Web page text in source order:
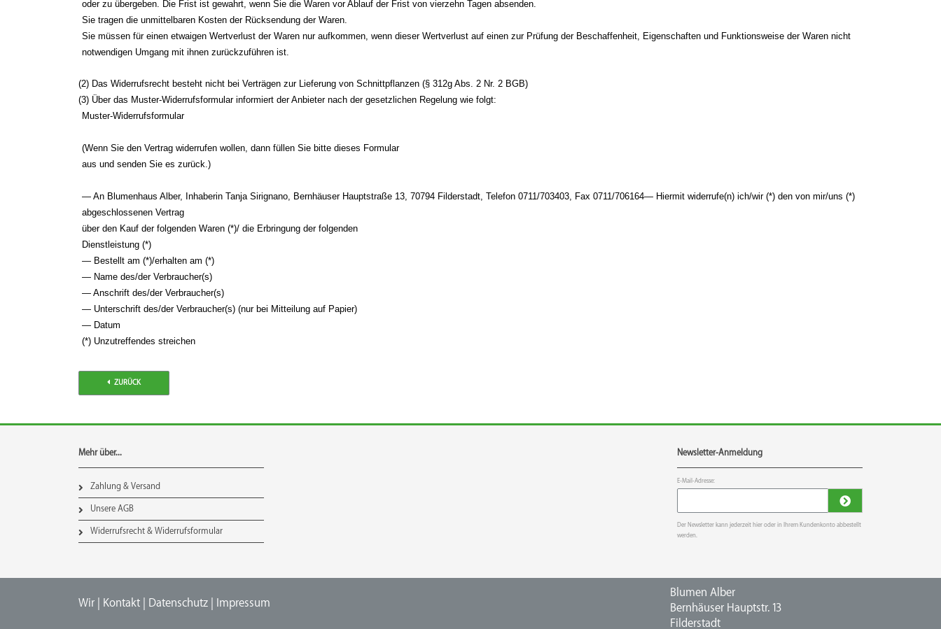
oder zu übergeben. Die Frist ist gewahrt, wenn Sie die Waren vor Ablauf der Frist von vierzehn Tagen absenden.
Sie tragen die unmittelbaren Kosten der Rücksendung der Waren.
Sie müssen für einen etwaigen Wertverlust der Waren nur aufkommen, wenn dieser Wertverlust auf einen zur Prüfung der Beschaffenheit, Eigenschaften und Funktionsweise der Waren nicht
notwendigen Umgang mit ihnen zurückzuführen ist.
(2) Das Widerrufsrecht besteht nicht bei Verträgen zur Lieferung von Schnittpflanzen (§ 312g Abs. 2 Nr. 2 BGB)
(3) Über das Muster-Widerrufsformular informiert der Anbieter nach der gesetzlichen Regelung wie folgt:
Muster-Widerrufsformular
(Wenn Sie den Vertrag widerrufen wollen, dann füllen Sie bitte dieses Formular
aus und senden Sie es zurück.)
— An Blumenhaus Alber, Inhaberin Tanja Sirignano, Bernhäuser Hauptstraße 13, 70794 Filderstadt, Telefon 0711/703403, Fax 0711/706164— Hiermit widerrufe(n) ich/wir (*) den von mir/uns (*)
abgeschlossenen Vertrag
über den Kauf der folgenden Waren (*)/ die Erbringung der folgenden
Dienstleistung (*)
— Bestellt am (*)/erhalten am (*)
— Name des/der Verbraucher(s)
— Anschrift des/der Verbraucher(s)
— Unterschrift des/der Verbraucher(s) (nur bei Mitteilung auf Papier)
— Datum
(*) Unzutreffendes streichen
ZURÜCK
Mehr über...
Zahlung & Versand
Unsere AGB
Widerrufsrecht & Widerrufsformular
Newsletter-Anmeldung
E-Mail-Adresse:
Der Newsletter kann jederzeit hier oder in Ihrem Kundenkonto abbestellt
werden.
Wir Kontakt Datenschutz Impressum
Blumen Alber
Bernhäuser Hauptstr. 13
Filderstadt